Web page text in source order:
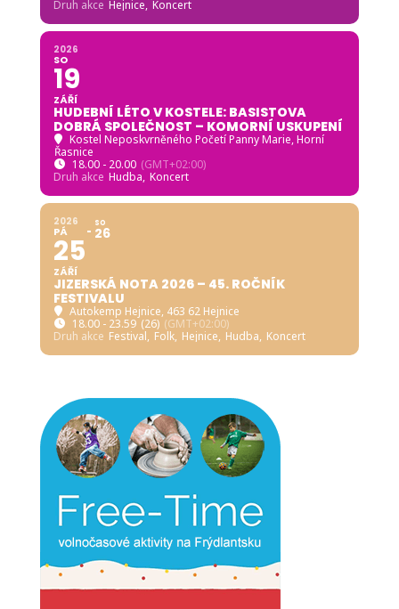
Druh akce Hejnice, Koncert
2026
SO
19
ZÁŘÍ
HUDEBNÍ LÉTO V KOSTELE: BASISTOVA
DOBRÁ SPOLEČNOST – KOMORNÍ USKUPENÍ
Kostel Neposkvrněného Početí Panny Marie, Horní
Řasnice
18.00 - 20.00 (GMT+02:00)
Druh akce Hudba, Koncert
2026
PÁ
25
ZÁŘÍ
SO
26
JIZERSKÁ NOTA 2026 – 45. ROČNÍK
FESTIVALU
Autokemp Hejnice, 463 62 Hejnice
18.00 - 23.59 (26) (GMT+02:00)
Druh akce Festival, Folk, Hejnice, Hudba, Koncert